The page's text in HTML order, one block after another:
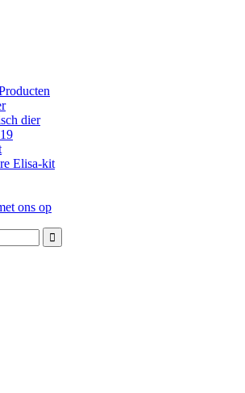
dier
Elisa-kit
ons op